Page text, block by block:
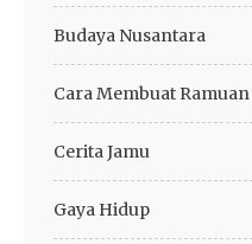
Budaya Nusantara
Cara Membuat Ramuan
Cerita Jamu
Gaya Hidup